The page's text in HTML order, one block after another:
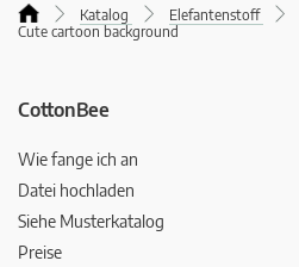
Katalog Elefantenstoff
Cute cartoon background
CottonBee
Wie fange ich an
Datei hochladen
Siehe Musterkatalog
Preise